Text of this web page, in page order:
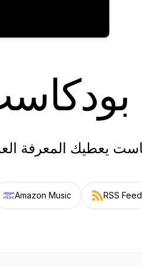
يعطيك المعرفة
Amazon Music RSS Feed